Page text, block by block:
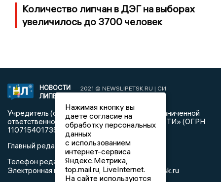
Количество липчан в ДЭГ на выборах
увеличилось до 3700 человек
НОВОСТИ
ЛИПЕЦКА
2021 © NEWSLIPETSK.RU | СИ
Учредитель (соучредители): Общество с ограниченной
ответственностью «РЕГИОНАЛЬНЫЕ НОВОСТИ» (ОГРН
1107154017354)
Главный редактор: Герцог Е.Г.
Телефон редакции: +7 903 699 9427
Электронная почта редакции:info@newslipetsk.ru
Нажимая кнопку вы
даете согласие на
обработку персональных
данных
с использованием
интернет-сервиса
Яндекс.Метрика,
top.mail.ru, LiveInternet.
На сайте используются